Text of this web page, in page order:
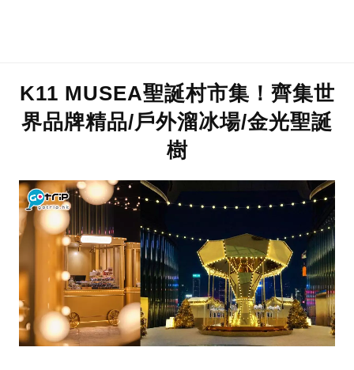
K11 MUSEA聖誕村市集！齊集世
界品牌精品/戶外溜冰場/金光聖誕
樹